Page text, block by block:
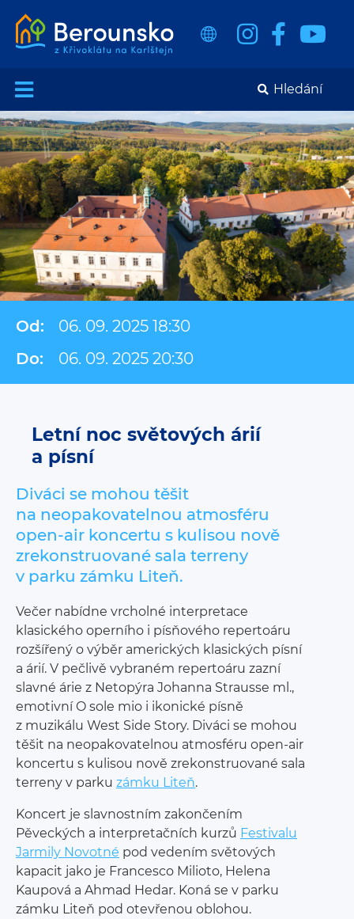
Od:
06. 09. 2025 18:30
Do:
06. 09. 2025 20:30
Letní noc světových árií
a písní
Diváci se mohou těšit
na neopakovatelnou atmosféru
open-air koncertu s kulisou nově
zrekonstruované sala terreny
v parku zámku Liteň.
Večer nabídne vrcholné interpretace
klasického operního i písňového repertoáru
rozšířený o výběr amerických klasických písní
a árií. V pečlivě vybraném repertoáru zazní
slavné árie z Netopýra Johanna Strausse ml.,
emotivní O sole mio i ikonické písně
z muzikálu West Side Story. Diváci se mohou
těšit na neopakovatelnou atmosféru open-air
koncertu s kulisou nově zrekonstruované sala
terreny v parku zámku Liteň.
Koncert je slavnostním zakončením
Pěveckých a interpretačních kurzů Festivalu
Jarmily Novotné pod vedením světových
kapacit jako je Francesco Milioto, Helena
Kaupová a Ahmad Hedar. Koná se v parku
zámku Liteň pod otevřenou oblohou.